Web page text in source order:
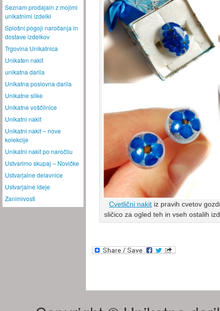
Seznam prodajaln z mojimi
unikatnimi izdelki
Splošni pogoji naročanja in
dostave izdelkov
Trgovina Unikatnica
Unikaten nakit
unikatna darila
Unikatna poslovna darila
Unikatne slike
Unikatne voščilnice
Unikatni nakit
Unikatni nakit – nove
kolekcije
Unikatni nakit po naročilu
Ustvarimo skupaj – Novičke
Ustvarjalne delavnice
Ustvarjalne ideje
Zanimivosti
Cvetlični nakit iz pravih cvetov
sličico za ogled teh in vseh ostalih